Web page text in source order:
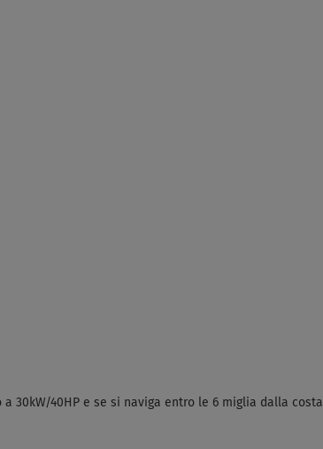
30kW/40HP e se si naviga entro le 6 miglia dalla